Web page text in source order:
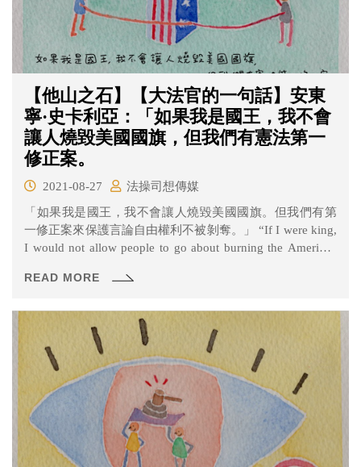
【他山之石】【大法官的一句話】安東
寧·史卡利亞：「如果我是國王，我不會
讓人燒毀美國國旗，但我們有憲法第一
修正案。
2021-08-27
法操司想傳媒
「如果我是國王，我不會讓人燒毀美國國旗。但我們有第
一修正案來保護言論自由權利不被剝奪。」 “If I were king,
I would not allow people to go about burning the American
the right of free speech shall not be abridged.” 這句話出自於
的採訪中，提到身 為保守派大法官的他為何會在1989年與
多數的大法官一同，對「允許焚燒國旗」投下同意票。
READ MORE